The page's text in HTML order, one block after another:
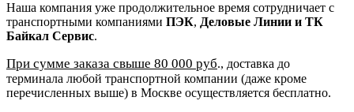
Наша компания уже продолжительное время сотрудничает с
транспортными компаниями ПЭК, Деловые Линии и ТК
Байкал Сервис.
При сумме заказа свыше 80 000 руб., доставка до
терминала любой транспортной компании (даже кроме
перечисленных выше) в Москве осуществляется бесплатно.